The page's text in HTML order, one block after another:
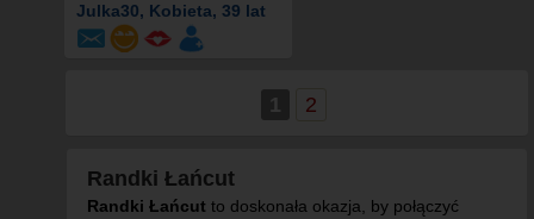
Julka30, Kobieta, 39 lat
1 2
Randki Łańcut
Randki Łańcut to doskonała okazja, by połączyć